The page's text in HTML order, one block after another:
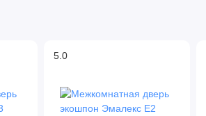
5.0